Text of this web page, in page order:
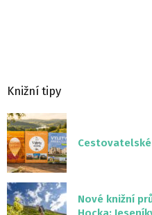
Knižní tipy
Nové knižní